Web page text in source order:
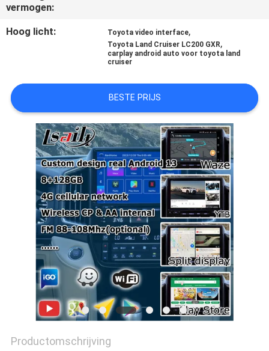
GEVALLEN
PRIVACY
POLICY
vermogen:
Hoog licht: Toyota video interface,
Toyota Land Cruiser LC200 GXR,
carplay android auto voor toyota land
cruiser
BESTE PRIJS
Productomschrijving